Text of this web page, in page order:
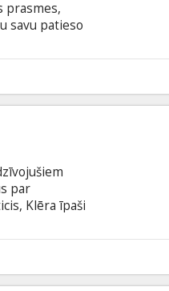
prasmes,
savu patieso
angļu
par
Klēra īpaši
viens pēc otra
un viņa